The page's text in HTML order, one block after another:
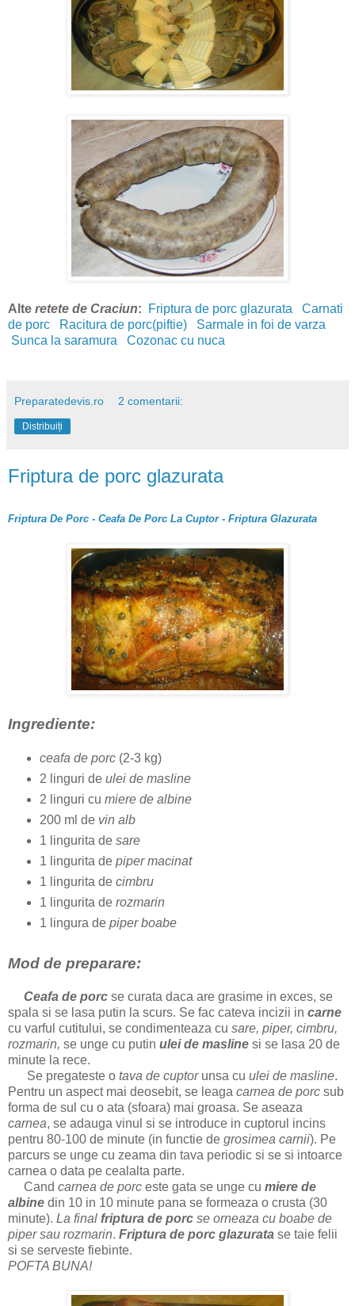
Alte retete de Craciun: Friptura de porc glazurata
Carnati
de porc
Racitura de porc(piftie)
Sarmale in foi de varza
Sunca la saramura
Cozonac cu nuca
Preparatedevis.ro 2 comentarii:
Distribuiți
Friptura de porc glazurata
Friptura De Porc - Ceafa De Porc La Cuptor - Friptura Glazurata
Ingrediente:
ceafa de porc(2-3 kg)
2 linguri de ulei de masline
2 linguri cu miere de albine
200 ml de vin alb
1 lingurita de sare
1 lingurita de piper macinat
1 lingurita de cimbru
1 lingurita de rozmarin
1 lingura depiper boabe
Mod de preparare:
Ceafa de porc se curata daca are grasime in exces, se
spala si se lasa putin la scurs. Se fac cateva incizii in carne
cu varful cutitului, se condimenteaza cu sare, piper, cimbru,
rozmarin, se unge cu putin ulei de masline si se lasa 20 de
minute la rece.
Se pregateste o tava de cuptorunsa cu ulei de masline.
Pentru un aspect mai deosebit, se leaga carnea de porc sub
forma de sul cu o ata (sfoara) mai groasa. Se aseaza
carnea, se adauga vinul si se introduce in cuptorul incins
pentru 80-100 de minute (in functie de grosimea carnii). Pe
parcurs se unge cu zeama din tava periodic si se si intoarce
carnea o data pe cealalta parte.
Cand carnea de porc este gata se unge cu miere de
albine din 10 in 10 minute pana se formeaza o crusta (30
minute). La final friptura de porc se orneaza cu boabe de
piper sau rozmarin. Friptura de porc glazurata se taie felii
si se serveste fiebinte.
POFTA BUNA!